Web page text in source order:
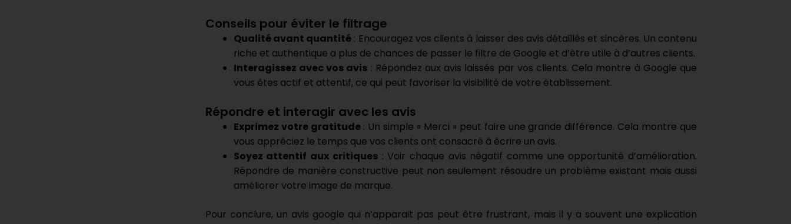
Conseils pour éviter le filtrage
Qualité avant quantité : Encouragez vos clients à laisser des avis détaillés et sincères. Un contenu
riche et authentique a plus de chances de passer le filtre de Google et d’être utile à d’autres clients.
Interagissez avec vos avis : Répondez aux avis laissés par vos clients. Cela montre à Google que
vous êtes actif et attentif, ce qui peut favoriser la visibilité de votre établissement.
Répondre et interagir avec les avis
Exprimez votre gratitude: Un simple « Merci » peut faire une grande différence. Cela montre que
vous appréciez le temps que vos clients ont consacré à écrire un avis.
Soyez attentif aux critiques: Voir chaque avis négatif comme une opportunité d’amélioration.
Répondre de manière constructive peut non seulement résoudre un problème existant mais aussi
améliorer votre image de marque.
Pour conclure, un avis google qui n’apparait pas peut être frustrant, mais il y a souvent une explication